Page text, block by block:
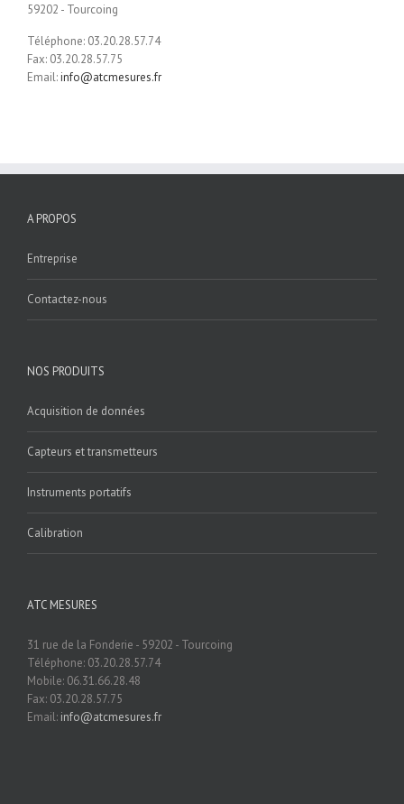
59202 - Tourcoing
Téléphone: 03.20.28.57.74
Fax: 03.20.28.57.75
Email:info@atcmesures.fr
A PROPOS
Entreprise
Contactez-nous
NOS PRODUITS
Acquisition de données
Capteurs et transmetteurs
Instruments portatifs
Calibration
ATC MESURES
31 rue de la Fonderie - 59202 - Tourcoing
Téléphone: 03.20.28.57.74
Mobile: 06.31.66.28.48
Fax: 03.20.28.57.75
Email: info@atcmesures.fr